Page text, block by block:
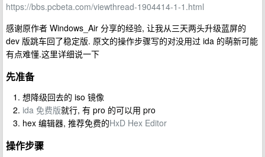
https://bbs.pcbeta.com/viewthread-1904414-1-1.html
感谢原作者 Windows_Air 分享的经验, 让我从三天两头升级蓝屏的
dev 版跳车回了稳定版. 原文的操作步骤写的对没用过 ida 的萌新可能
有点难懂.这里详细说一下
先准备
想降级回去的 iso 镜像
ida 免费版就行, 有 pro 的可以用 pro
hex 编辑器, 推荐免费的HxD Hex Editor
操作步骤